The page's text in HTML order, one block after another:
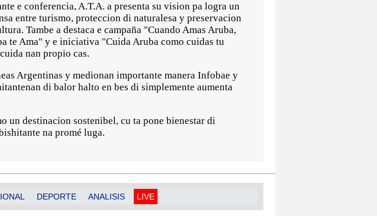
e conferencia, A.T.A. a presenta su vision pa logra un
entre turismo, proteccion di naturalesa y preservacion
Tambe a destaca e campaña "Cuando Amas Aruba,
te Ama" y e iniciativa "Cuida Aruba como cuidas tu
nan propio cas.
Argentinas y medionan importante manera Infobae y
di balor halto en bes di simplemente aumenta
un destinacion sostenibel, cu ta pone bienestar di
na promé luga.
DEPORTE ANALISIS LIVE